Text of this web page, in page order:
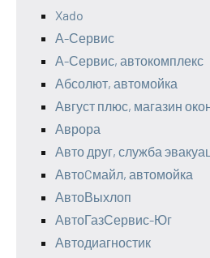
Xado
А-Сервис
А-Сервис, автокомплекс
Абсолют, автомойка
Август плюс, магазин
Аврора
Авто друг, служба
АвтоCмайл, автомойка
АвтоВыхлоп
АвтоГазСервис-Юг
Автодиагностик